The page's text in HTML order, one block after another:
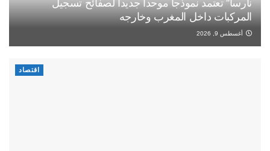
نارسا” تعتمد نموذجا موحدا جديدا لصفائح تسجيل
المركبات داخل المغرب وخارجه
أغسطس 9, 2026
اقتصاد